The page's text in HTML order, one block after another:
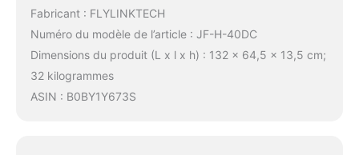
Fabricant : FLYLINKTECH
Numéro du modèle de l’article : JF-H-40DC
Dimensions du produit (L x l x h) : 132 x 64,5 x 13,5 cm;
32 kilogrammes
ASIN : B0BY1Y673S